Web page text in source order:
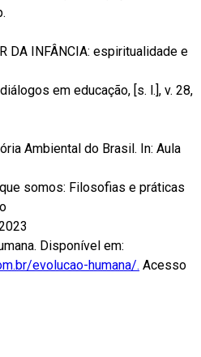
DA INFÂNCIA: espiritualidade e
em educação, [s. l.], v. 28,
Ambiental do Brasil. In: Aula
somos: Filosofias e práticas
Disponível em:
evolucao-humana/. Acesso